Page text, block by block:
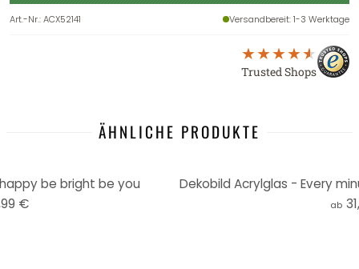
Art.-Nr.:ACX52141 Versandbereit: 1-3 Werktage
Trusted Shops
ÄHNLICHE PRODUKTE
be bright be you
€
ab